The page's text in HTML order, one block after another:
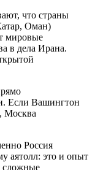
что страны
Оман)
мировые
в дела Ирана.
Если Вашингтон
Москва
Россия
аятолл: это и опыт
сложные